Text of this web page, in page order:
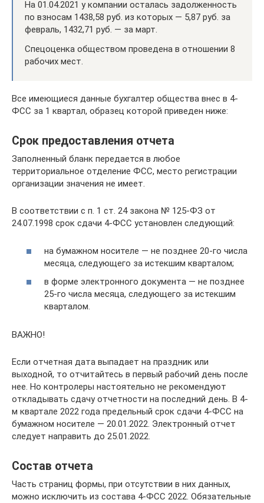
На 01.04.2021 у компании осталась задолженность
по взносам 1438,58 руб. из которых — 5,87 руб. за
февраль, 1432,71 руб. — за март.
Спецоценка обществом проведена в отношении 8
рабочих мест.
Все имеющиеся данные бухгалтер общества внес в 4-
ФСС за 1 квартал, образец которой приведен ниже:
Срок предоставления отчета
Заполненный бланк передается в любое
территориальное отделение ФСС, место регистрации
организации значения не имеет.
В соответствии с п. 1 ст. 24 закона № 125-ФЗ от
24.07.1998 срок сдачи 4-ФСС установлен следующий:
на бумажном носителе — не позднее 20-го числа
месяца, следующего за истекшим кварталом;
в форме электронного документа — не позднее
25-го числа месяца, следующего за истекшим
кварталом.
ВАЖНО!
Если отчетная дата выпадает на праздник или
выходной, то отчитайтесь в первый рабочий день после
нее. Но контролеры настоятельно не рекомендуют
откладывать сдачу отчетности на последний день. В 4-
м квартале 2022 года предельный срок сдачи 4-ФСС на
бумажном носителе — 20.01.2022. Электронный отчет
следует направить до 25.01.2022.
Состав отчета
Часть страниц формы, при отсутствии в них данных,
можно исключить из состава 4-ФСС 2022. Обязательные